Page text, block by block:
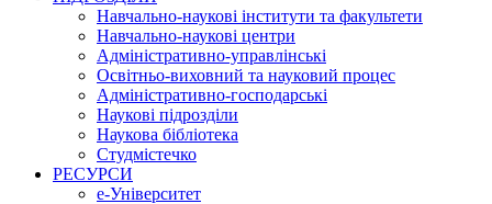
Навчально-наукові інститути та факультети
Навчально-наукові центри
Адміністративно-управлінські
Освітньо-виховний та науковий процес
Адміністративно-господарські
Наукові підрозділи
Наукова бібліотека
Студмістечко
РЕСУРСИ
е-Університет